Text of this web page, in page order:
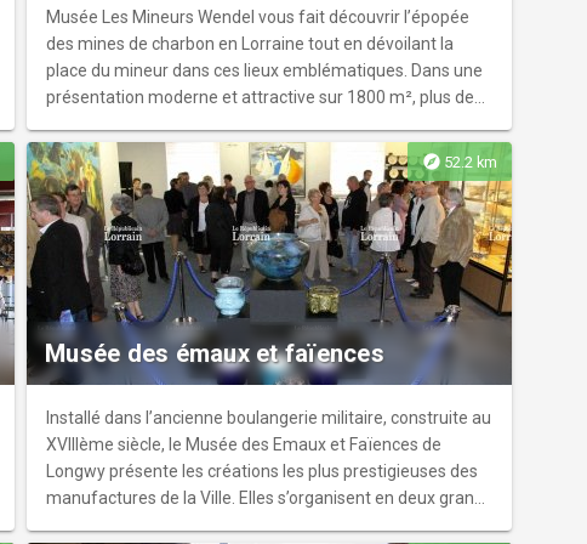
juillet, 1er novembre et 25 décembre.
Musée Les Mineurs Wendel vous fait découvrir l’épopée
des mines de charbon en Lorraine tout en dévoilant la
place du mineur dans ces lieux emblématiques. Dans une
présentation moderne et attractive sur 1800 m², plus de
que d’innombrables photos, documents et bornes sonores
vous plongent dans l’histoire du charbon en Lorraine, la vie
quotidienne du mineur et de sa famille, les politiques
sociales des compagnies minières, … Le tarif de la visite du
Musée Les Mineurs Wendel comprend la visite du Musée
la Mine Wendel.
explore 52.2 km
Musée des émaux et faïences
Installé dans l’ancienne boulangerie militaire, construite au
XVIIIème siècle, le Musée des Emaux et Faïences de
Longwy présente les créations les plus prestigieuses des
manufactures de la Ville. Elles s’organisent en deux grands